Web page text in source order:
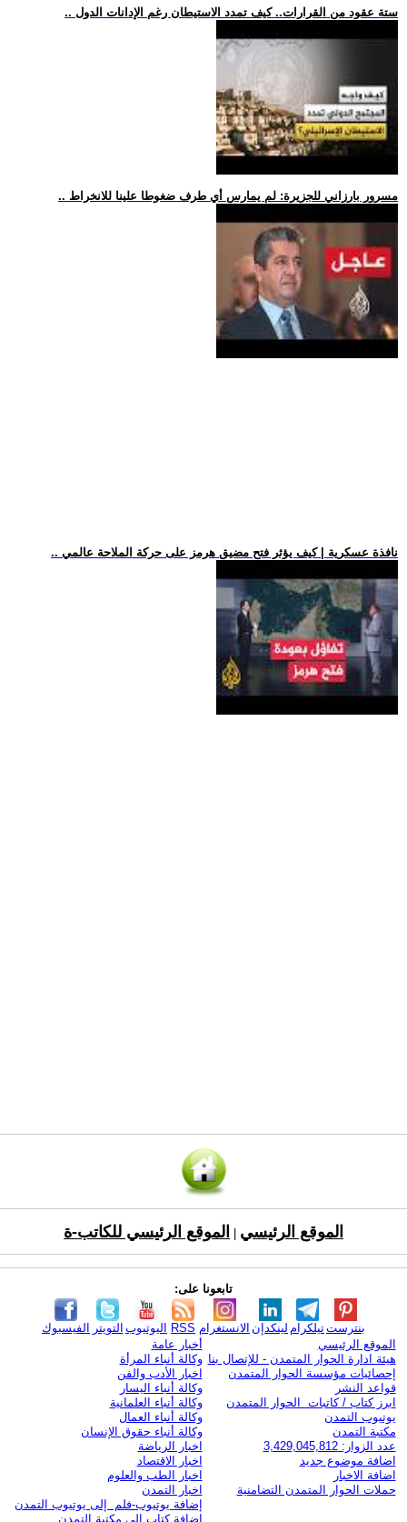
.. ستة عقود من القرارات.. كيف تمدد الاستيطان رغم الإدانات الدول
.. مسرور بارزاني للجزيرة: لم يمارس أي طرف ضغوطا علينا للانخراط
.. نافذة عسكرية | كيف يؤثر فتح مضيق هرمز على حركة الملاحة عالمي
الموقع الرئيسي الموقع الرئيسي للكاتب-ة
تابعونا على:
الفيسبوك التويتر اليوتيوب RSS الانستغرام لينكدإن تيلكرامبنترست
الموقع الرئيسي
هيئة ادارة الحوار المتمدن - للإتصال بنا
إحصائيات مؤسسة الحوار المتمدن
قواعد النشر
ابرز كتاب / كاتبات الحوار المتمدن
يوتيوب التمدن
مكتبة التمدن
عدد الزوار: 3,429,045,812
اضافة موضوع جديد
اضافة الاخبار
حملات الحوار المتمدن التضامنية
أخبار عامة
وكالة أنباء المرأة
اخبار الأدب والفن
وكالة أنباء اليسار
وكالة أنباء العلمانية
وكالة أنباء العمال
وكالة أنباء حقوق الإنسان
اخبار الرياضة
اخبار الاقتصاد
اخبار الطب والعلوم
اخبار التمدن
إضافة يوتيوب-فلم إلى يوتيوب التمدن
إضافة كتاب إلى مكتبة التمدن